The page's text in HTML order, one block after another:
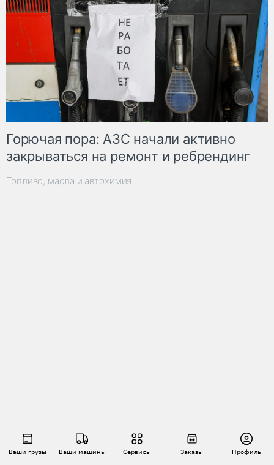
Ваши грузы Ваши машины Сервисы Заказы Профиль
Горючая пора: АЗС начали активно
закрываться на ремонт и ребрендинг
Топливо, масла и автохимия